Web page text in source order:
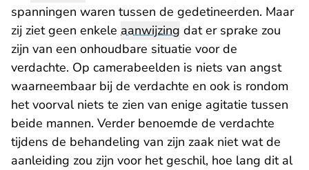
spanningen waren tussen de gedetineerden. Maar
zij ziet geen enkele aanwijzing dat er sprake zou
zijn van een onhoudbare situatie voor de
verdachte. Op camerabeelden is niets van angst
waarneembaar bij de verdachte en ook is rondom
het voorval niets te zien van enige agitatie tussen
beide mannen. Verder benoemde de verdachte
tijdens de behandeling van zijn zaak niet wat de
aanleiding zou zijn voor het geschil, hoe lang dit al